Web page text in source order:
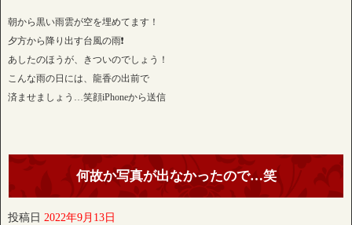
朝から黒い雨雲が空を埋めてます！
夕方から降り出す台風の雨❗️
あしたのほうが、きついのでしょう！
こんな雨の日には、龍香の出前で
済ませましょう…笑顔iPhoneから送信
何故か写真が出なかったので…笑
投稿日 2022年9月13日